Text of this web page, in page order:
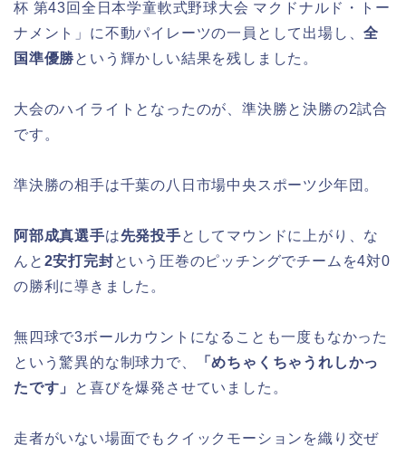
杯 第43回全日本学童軟式野球大会 マクドナルド・トー
ナメント」に不動パイレーツの一員として出場し、全
国準優勝という輝かしい結果を残しました。
大会のハイライトとなったのが、準決勝と決勝の2試合
です。
準決勝の相手は千葉の八日市場中央スポーツ少年団。
阿部成真選手は先発投手としてマウンドに上がり、な
んと 2安打完封という圧巻のピッチングでチームを4対0
の勝利に導きました。
無四球で3ボールカウントになることも一度もなかった
という驚異的な制球力で、
「めちゃくちゃうれしかっ
たです」
と喜びを爆発させていました。
走者がいない場面でもクイックモーションを織り交ぜ